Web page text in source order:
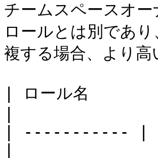
チームスペースオ
ロールとは別であ
複する場合、より
| ロール名
| ----------- |